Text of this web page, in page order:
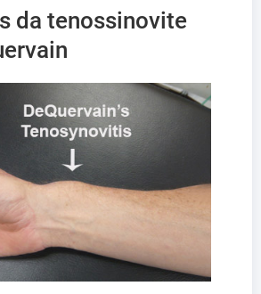
da tenossinovite